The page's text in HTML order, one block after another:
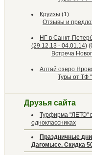
Круизы (1)
Отзывы и
НГ в Санкт-
(29.12.13 - 04.01.14)
Встреча
Алтай озеро
Туры от ТФ
Друзья сайта
Турфирма "ЛЕТО"
одноклассниках
Праздничные
Дагомысе. Скидка